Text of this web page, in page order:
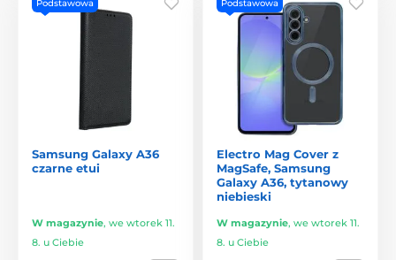
Podstawowa
Samsung Galaxy A36
czarne etui
W magazynie, we wtorek 11.
8. u Ciebie
Podstawowa
Electro Mag Cover z
MagSafe, Samsung
Galaxy A36, tytanowy
niebieski
W magazynie, we wtorek 11.
8. u Ciebie